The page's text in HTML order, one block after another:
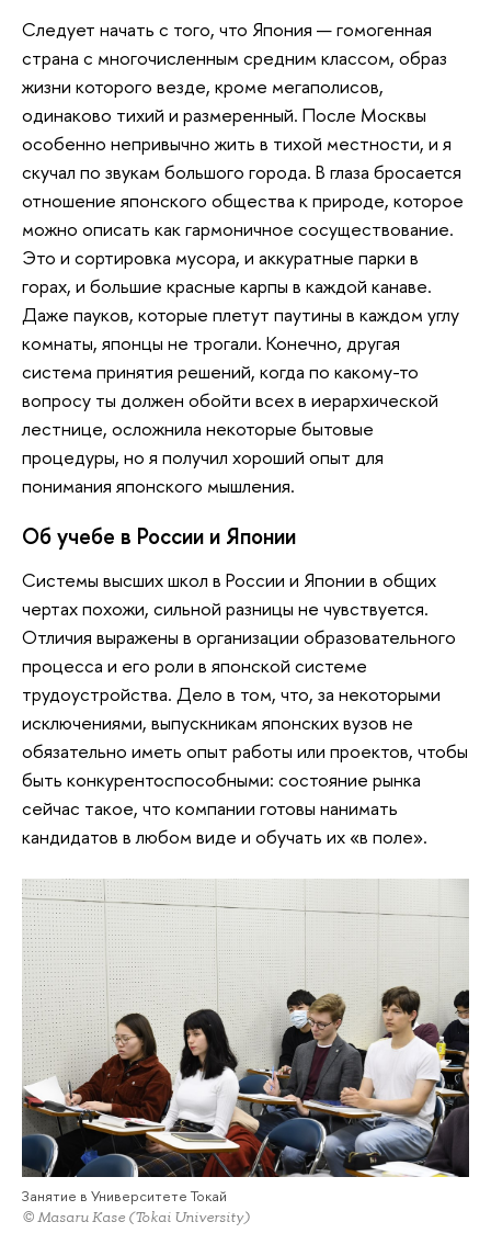
Следует начать с того, что Япония — гомогенная
страна с многочисленным средним классом, образ
жизни которого везде, кроме мегаполисов,
одинаково тихий и размеренный. После Москвы
особенно непривычно жить в тихой местности, и я
скучал по звукам большого города. В глаза бросается
отношение японского общества к природе, которое
можно описать как гармоничное сосуществование.
Это и сортировка мусора, и аккуратные парки в
горах, и большие красные карпы в каждой канаве.
Даже пауков, которые плетут паутины в каждом углу
комнаты, японцы не трогали. Конечно, другая
система принятия решений, когда по какому-то
вопросу ты должен обойти всех в иерархической
лестнице, осложнила некоторые бытовые
процедуры, но я получил хороший опыт для
понимания японского мышления.
Об учебе в России и Японии
Системы высших школ в России и Японии в общих
чертах похожи, сильной разницы не чувствуется.
Отличия выражены в организации образовательного
процесса и его роли в японской системе
трудоустройства. Дело в том, что, за некоторыми
исключениями, выпускникам японских вузов не
обязательно иметь опыт работы или проектов, чтобы
быть конкурентоспособными: состояние рынка
сейчас такое, что компании готовы нанимать
кандидатов в любом виде и обучать их «в поле».
Занятие в Университете Токай
© Masaru Kase (Tokai University)